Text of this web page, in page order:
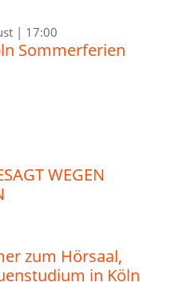
| 17:00
Sommerferien
WEGEN
zum Hörsaal,
in Köln